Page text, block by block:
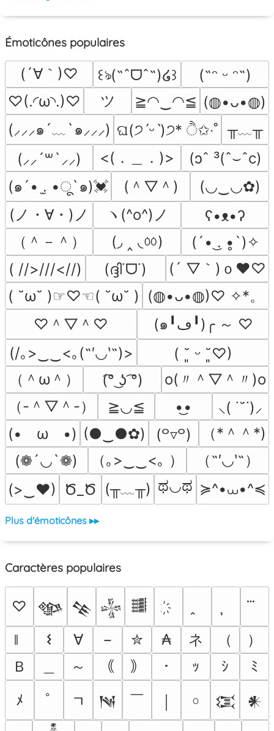
Émoticônes populaires
(´∀｀)♡ ꒰ঌ(˶ˆᗜˆ˵)໒꒱
(˶ᵔ ᵕ ᵔ˶)
♡(.◜ω◝.)♡
ツ ≧◠‿◠≦ (⁠◍⁠•⁠ᴗ⁠•⁠◍⁠)
(⸝⸝⸝๑´﹏`๑⸝⸝⸝) ଘ(੭ˊᵕˋ)੭* ੈ✩‧˚ ╥﹏╥
(⸝⸝´꒳`⸝⸝)
<(．＿．)>
(ɔˆ ³(ˆ⌣ˆc)
(๑´• .̫ •ू`๑)💓
(＾▽＾)
(◡‿◡✿)
(ノ・∀・)ノ
ヽ(^o^)ノ
ʕ•ᴥ•ʔ
（＾－＾）
(◞ ‸ ◟ㆀ)
(´• ͜. •̥`)✧
( //>///<//)
(ദ്ദി˙ᗜ˙)
(´ ▽｀)ｏ♥♡
( ˘ω˘ )☞♡☜( ˘ω˘ ) (◍•ᴗ•◍)♡ ✧*。
♡＾▽＾♡
(๑╹ڡ╹)╭ ～ ♡
(/｡>‿‿<｡(˶′◡‵˶)>
( ˘͈ ᵕ ˘͈♡)
（＾ω＾）
(͡° ͜ʖ ͡°)
o(〃＾▽＾〃)o
（-＾▽＾-）
≧◡≦ •͜•
⸜( ˙˘˙)⸝
(•　ω　•) (●‿●✿) (꒪▿꒪)
（*＾＾*)
(❁´◡`❁)
（｡>‿‿<｡ ）
（˶′◡‵˶）
(>‿♥)
Ծ_Ծ (╥﹏╥) ಥ◡ಥ ≽^•⩊•^≼
Plus d'émoticônes ▸▸
Caractères populaires
♡ 𒀲 𒆚 𒈔
𒌃
𐌔
∀ − ✮ ₳ ネ （
）
Ｂ
～ ｟ ｠ ･ ｯ ｼ
ﾐ
ﾒ
ﾟ ﾡ 𒀃 ￣ ￮ 𒀬 𒀭